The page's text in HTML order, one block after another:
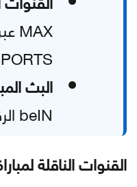
البث
beIN الرقمية للمشتركين.
القنوات الناقلة